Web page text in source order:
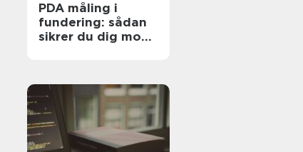
PDA måling i
fundering: sådan
sikrer du dig mod